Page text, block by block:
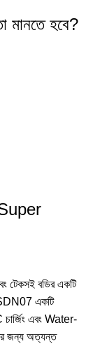
মানতে হবে?
টেকসই বডির একটি
একটি
এবং Water-
জন্য অত্যন্ত